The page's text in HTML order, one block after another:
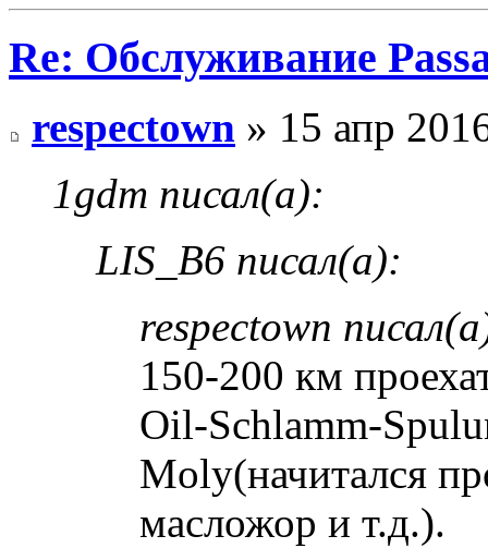
Re: Обслуживание
respectown » 15 апр
1gdm писал(а):
LIS_B6 писал(а):
respectown
150-200 км
Oil-Schlamm-
Moly(начитался
масложор и т.д.).